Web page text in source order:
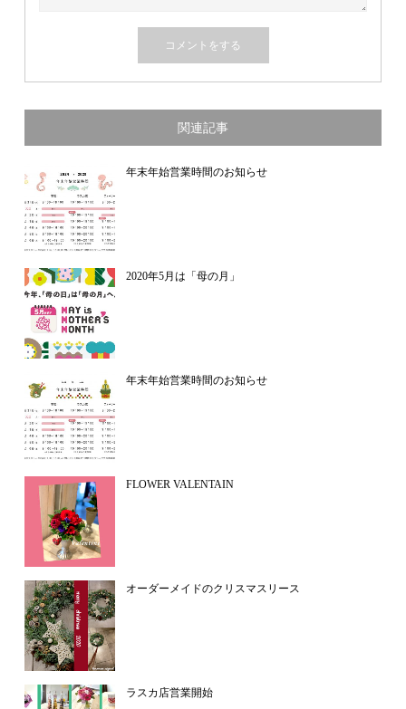
関連記事
年末年始営業時間のお知らせ
2020年5月は「母の月」
年末年始営業時間のお知らせ
FLOWER VALENTAIN
オーダーメイドのクリスマスリース
ラスカ店営業開始